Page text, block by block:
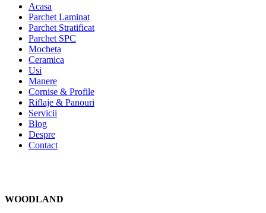
Acasa
Parchet Laminat
Parchet Stratificat
Parchet SPC
Mocheta
Ceramica
Usi
Manere
Cornise & Profile
Riflaje & Panouri
Servicii
Blog
Despre
Contact
WOODLAND